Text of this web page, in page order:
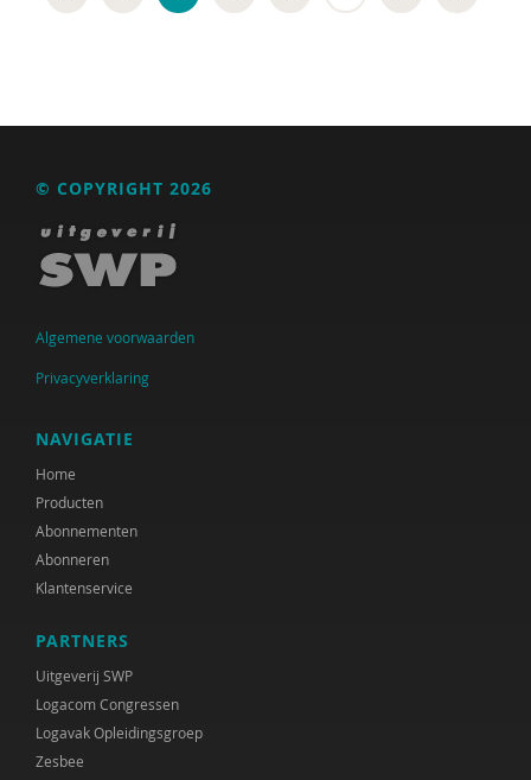
Willem Huijnk
Marije van der Hulst
Susan Hupkens
Marja Jager-Vreugdenhil
Carinda Jansen
Janine Janssen
Rienk Janssens
Arjen Jeninga
Jan Jukema
Nadja Jungmann
© COPYRIGHT 2026
Algemene voorwaarden
Privacyverklaring
NAVIGATIE
Home
Producten
Abonnementen
Abonneren
Klantenservice
PARTNERS
Uitgeverij SWP
Logacom Congressen
Logavak Opleidingsgroep
Zesbee